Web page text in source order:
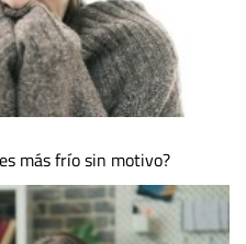
más frío sin motivo?